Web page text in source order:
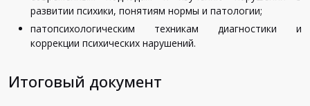
развитии психики, понятиям нормы и патологии;
патопсихологическим
техникам диагностики
и
коррекции психических нарушений.
Итоговый документ